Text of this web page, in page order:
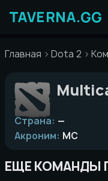
содержимому
Главная Dota 2
Страна: —
Акроним: MC
ЕЩЕ КОМАНДЫ